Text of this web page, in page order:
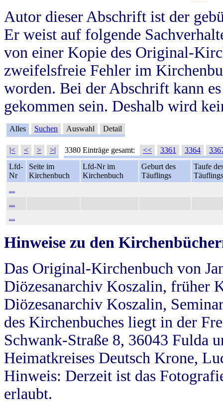
Autor dieser Abschrift ist der
Er weist auf folgende
von einer Kopie des Original-
zweifelsfreie Fehler im
worden. Bei der Abschrift kann
gekommen sein. Deshalb wird
Alles Suchen Auswahl Detail
|< < > >| 3380 Einträge gesamt: << 3361 3364
Lfd-
Nr
Seite im
Kirchenbuch
Lfd-Nr im
Kirchenbuch
Geburt des
Täuflings
Taufe
Täuflings
...
...
...
Hinweise zu den
Das Original-Kirchenbuch von
Diözesanarchiv Koszalin, früher
Diözesanarchiv Koszalin,
des Kirchenbuches liegt in der
Schwank-Straße 8, 36043 Fulda
Heimatkreises Deutsch Krone,
Hinweis: Derzeit ist das
erlaubt.